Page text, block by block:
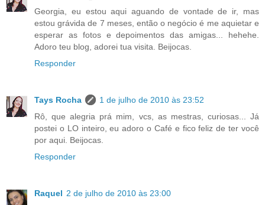
Georgia, eu estou aqui aguando de vontade de ir, mas
estou grávida de 7 meses, então o negócio é me aquietar e
esperar as fotos e depoimentos das amigas... hehehe.
Adoro teu blog, adorei tua visita. Beijocas.
Responder
Tays Rocha
1 de julho de 2010 às 23:52
Rô, que alegria prá mim, vcs, as mestras, curiosas... Já
postei o LO inteiro, eu adoro o Café e fico feliz de ter você
por aqui. Beijocas.
Responder
Raquel 2 de julho de 2010 às 23:00